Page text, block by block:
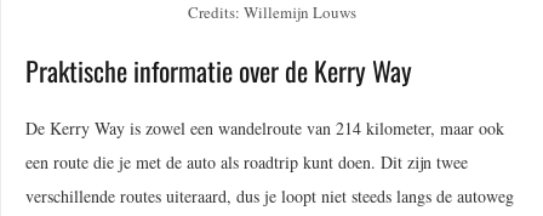
Credits: Willemijn Louws
Praktische informatie over de Kerry Way
De Kerry Way is zowel een wandelroute van 214 kilometer, maar ook
een route die je met de auto als roadtrip kunt doen. Dit zijn twee
verschillende routes uiteraard, dus je loopt niet steeds langs de autoweg